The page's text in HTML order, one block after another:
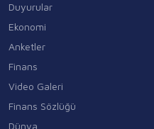
Duyurular
Ekonomi
Anketler
Finans
Video Galeri
Finans Sözlüğü
Dünya